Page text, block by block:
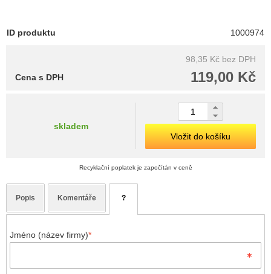
ID produktu 1000974
98,35 Kč bez DPH
119,00 Kč
Cena s DPH
skladem
Vložit do košíku
Recyklační poplatek je započítán v ceně
Popis Komentáře ?
Jméno (název firmy)*